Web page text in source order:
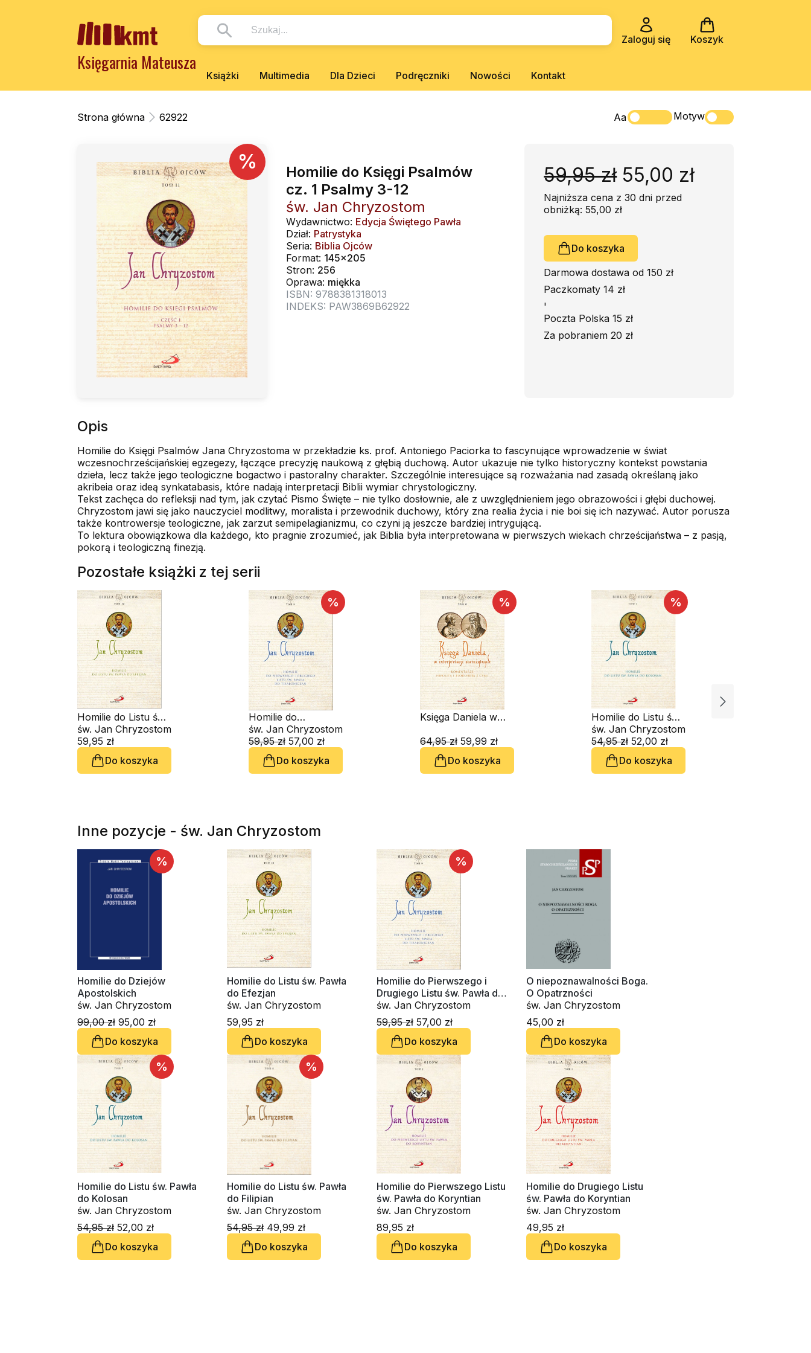
Zaloguj się Koszyk
Księgarnia Mateusza
Książki Multimedia Dla Dzieci Podręczniki Nowości Kontakt
Strona główna 62922 Aa Motyw
%
Homilie do Księgi Psalmów
cz. 1 Psalmy 3-12
św. Jan Chryzostom
Wydawnictwo: Edycja Świętego Pawła
Dział: Patrystyka
Seria: Biblia Ojców
Format: 145x205
Stron: 256
Oprawa: miękka
ISBN: 9788381318013
INDEKS: PAW3869B62922
59,95 zł55,00 zł
Najniższa cena z 30 dni przed
obniżką: 55,00 zł
Do koszyka
Darmowa dostawa od 150 zł
Paczkomaty 14 zł
'
Poczta Polska 15 zł
Za pobraniem 20 zł
Opis
Homilie do Księgi Psalmów Jana Chryzostoma w przekładzie ks. prof. Antoniego Paciorka to fascynujące wprowadzenie w świat
wczesnochrześcijańskiej egzegezy, łączące precyzję naukową z głębią duchową. Autor ukazuje nie tylko historyczny kontekst powstania
dzieła, lecz także jego teologiczne bogactwo i pastoralny charakter. Szczególnie interesujące są rozważania nad zasadą określaną jako
akribeia oraz ideą synkatabasis, które nadają interpretacji Biblii wymiar chrystologiczny.
Tekst zachęca do refleksji nad tym, jak czytać Pismo Święte – nie tylko dosłownie, ale z uwzględnieniem jego obrazowości i głębi duchowej.
Chryzostom jawi się jako nauczyciel modlitwy, moralista i przewodnik duchowy, który zna realia życia i nie boi się ich nazywać. Autor porusza
także kontrowersje teologiczne, jak zarzut semipelagianizmu, co czyni ją jeszcze bardziej intrygującą.
To lektura obowiązkowa dla każdego, kto pragnie zrozumieć, jak Biblia była interpretowana w pierwszych wiekach chrześcijaństwa – z pasją,
pokorą i teologiczną finezją.
Pozostałe książki z tej serii
Homilie do Listu św.
Pawła do Efezjan
św. Jan Chryzostom
59,95 zł
Do koszyka
%
Homilie do
Pierwszego i
Drugiego Listu św.
Pawła do
Tesaloniczan
św. Jan Chryzostom
59,95 zł 57,00 zł
Do koszyka
%
Księga Daniela w
starożytnych
64,95 zł 59,99 zł
Do koszyka
%
Homilie do Listu św.
Pawła do Kolosan
św. Jan Chryzostom
54,95 zł 52,00 zł
Do koszyka
Inne pozycje - św. Jan Chryzostom
%
Homilie do Dziejów
Apostolskich
św. Jan Chryzostom
99,00 zł 95,00 zł
Do koszyka
Homilie do Listu św. Pawła
do Efezjan
św. Jan Chryzostom
59,95 zł
Do koszyka
%
Homilie do Pierwszego i
Drugiego Listu św. Pawła do
Tesaloniczan
św. Jan Chryzostom
59,95 zł 57,00 zł
Do koszyka
O niepoznawalności Boga.
O Opatrzności
św. Jan Chryzostom
45,00 zł
Do koszyka
%
Homilie do Listu św. Pawła
do Kolosan
św. Jan Chryzostom
54,95 zł 52,00 zł
Do koszyka
%
Homilie do Listu św. Pawła
do Filipian
św. Jan Chryzostom
54,95 zł 49,99 zł
Do koszyka
Homilie do Pierwszego Listu
św. Pawła do Koryntian
św. Jan Chryzostom
89,95 zł
Do koszyka
Homilie do Drugiego Listu
św. Pawła do Koryntian
św. Jan Chryzostom
49,95 zł
Do koszyka